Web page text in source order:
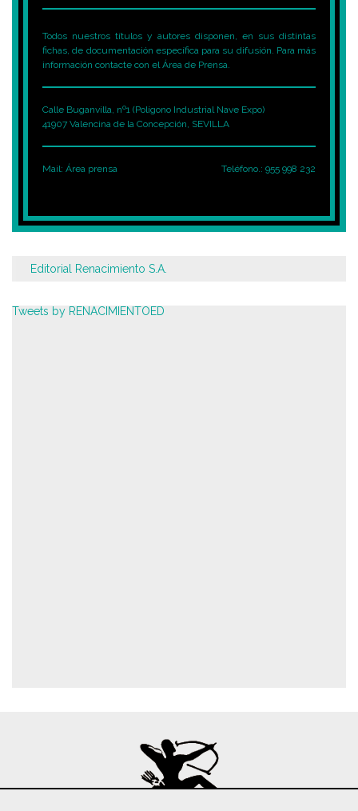
Todos nuestros títulos y autores disponen, en sus distintas
fichas, de documentación específica para su difusión. Para más
información contacte con el Área de Prensa.
Calle Buganvilla, nº1 (Polígono Industrial Nave Expo)
41907 Valencina de la Concepción, SEVILLA
Mail: Área prensa Teléfono.: 955 998 232
Editorial Renacimiento S.A.
Tweets by RENACIMIENTOED